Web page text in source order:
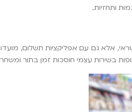
ותחזיות.
בשירות עצמי חוסכות זמן בתור